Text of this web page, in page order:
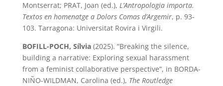
Montserrat; PRAT, Joan (ed.), L’Antropologia importa.
Textos en homenatge a Dolors Comas d’Argemir, p. 93-
103. Tarragona: Universitat Rovira i Virgili.
BOFILL-POCH, Sílvia(2025). “Breaking the silence,
building a narrative: Exploring sexual harassment
from a feminist collaborative perspective”, in BORDA-
NIÑO-WILDMAN, Carolina (ed.), The Routledge